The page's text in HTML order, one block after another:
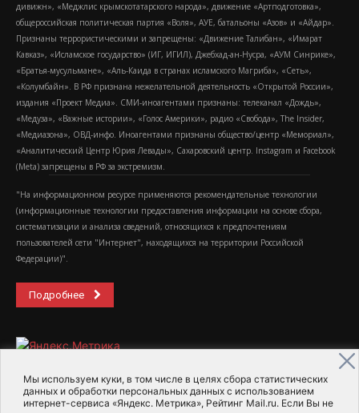
Мы используем куки, в том числе в целях сбора статистических
данных и обработки персональных данных с использованием
интернет-сервиса «Яндекс. Метрика», Рейтинг Mail.ru. Если Вы не
дивижн», «Меджлис крымскотатарского народа», движение «Артподготовка»,
общероссийская политическая партия «Воля», АУЕ, батальоны «Азов» и «Айдар».
Признаны террористическими и запрещены: «Движение Талибан», «Имарат
Кавказ», «Исламское государство» (ИГ, ИГИЛ), Джебхад-ан-Нусра, «АУМ Синрике»,
«Братья-мусульмане», «Аль-Каида в странах исламского Магриба», «Сеть»,
«Колумбайн». В РФ признана нежелательной деятельность «Открытой России»,
издания «Проект Медиа». СМИ-иноагентами признаны: телеканал «Дождь»,
«Медуза», «Важные истории», «Голос Америки», радио «Свобода», The Insider,
«Медиазона», ОВД-инфо. Иноагентами признаны общество/центр «Мемориал»,
«Аналитический Центр Юрия Левады», Сахаровский центр. Instagram и Facebook
(Metа) запрещены в РФ за экстремизм.
"На информационном ресурсе применяются рекомендательные технологии
(информационные технологии предоставления информации на основе сбора,
систематизации и анализа сведений, относящихся к предпочтениям
пользователей сети "Интернет", находящихся на территории Российской
Федерации)".
Подробнее